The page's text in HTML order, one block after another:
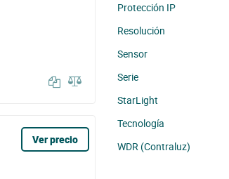
Ver precio
Protección IP
Resolución
Sensor
Serie
StarLight
Tecnología
WDR (Contraluz)